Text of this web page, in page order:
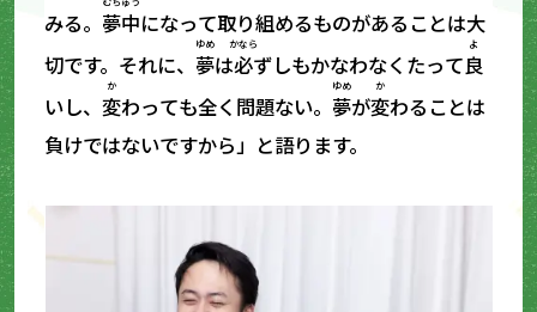
みる。 夢中になって取り組めるものがあることは大
切です。それに、 夢
ゆめ
は必
かなら
ずしもかなわなくたって良
よ
いし、変
か
わっても全く問題ない。 夢
ゆめ
が変
か
わることは
負けではないですから」と語ります。